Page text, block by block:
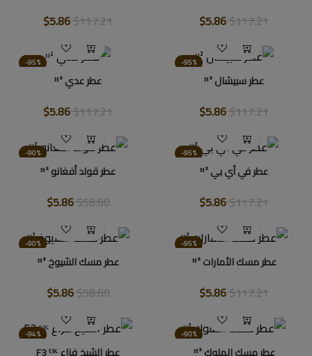
$117.21
$5.86
$117.21
$5.86
-95%
عطر سبيشال ᴴ²
$117.21
$5.86
-95%
عطر عدي ᴴ²
$117.21
$5.86
-95%
عطر في أي بي ᴴ²
$117.21
$5.86
-90%
عطر قولد أفغانو ᴴ²
$58.60
$5.86
-95%
عطر مسك الأمارات ᴴ²
$117.21
$5.86
-90%
عطر مسك الشيوخ ᴴ²
$58.60
$5.86
-90%
-94%